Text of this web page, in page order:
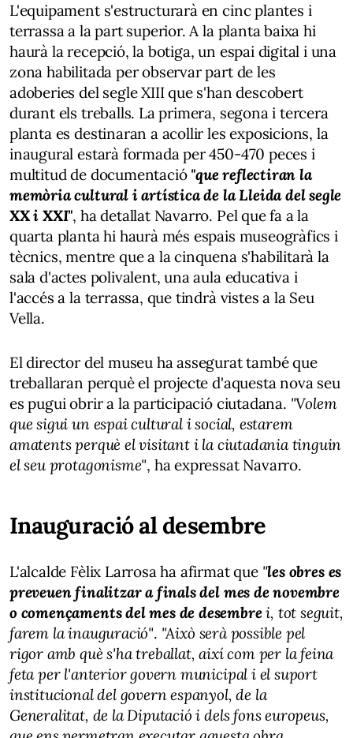
L'equipament s'estructurarà en cinc plantes i
terrassa a la part superior. A la planta baixa hi
haurà la recepció, la botiga, un espai digital i una
zona habilitada per observar part de les
adoberies del segle XIII que s'han descobert
durant els treballs. La primera, segona i tercera
planta es destinaran a acollir les exposicions, la
inaugural estarà formada per 450-470 peces i
multitud de documentació "que reflectiran la
memòria cultural i artística de la Lleida del segle
XX i XXI", ha detallat Navarro. Pel que fa a la
quarta planta hi haurà més espais museogràfics i
tècnics, mentre que a la cinquena s'habilitarà la
sala d'actes polivalent, una aula educativa i
l'accés a la terrassa, que tindrà vistes a la Seu
Vella.
El director del museu ha assegurat també que
treballaran perquè el projecte d'aquesta nova seu
es pugui obrir a la participació ciutadana. "Volem
que sigui un espai cultural i social, estarem
amatents perquè el visitant i la ciutadania tinguin
el seu protagonisme", ha expressat Navarro.
Inauguració al desembre
L'alcalde Fèlix Larrosa ha afirmat que "les obres es
preveuen finalitzar a finals del mes de novembre
o començaments del mes de desembrei, tot seguit,
farem la inauguració". "Això serà possible pel
rigor amb què s'ha treballat, així com per la feina
feta per l'anterior govern municipal i el suport
institucional del govern espanyol, de la
Generalitat, de la Diputació i dels fons europeus,